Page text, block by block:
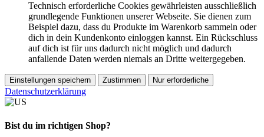
Technisch erforderliche Cookies gewährleisten ausschließlich
grundlegende Funktionen unserer Webseite. Sie dienen zum
Beispiel dazu, dass du Produkte im Warenkorb sammeln oder
dich in dein Kundenkonto einloggen kannst. Ein Rückschluss
auf dich ist für uns dadurch nicht möglich und dadurch
anfallende Daten werden niemals an Dritte weitergegeben.
Einstellungen speichern Zustimmen Nur erforderliche
Datenschutzerklärung
Bist du im richtigen Shop?